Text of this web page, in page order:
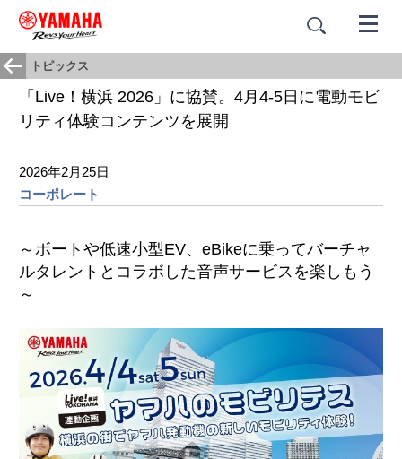
トピックス
「Live！横浜 2026」に協賛。4月4-5日に電動モビ
リティ体験コンテンツを展開
2026年2月25日
コーポレート
～ボートや低速小型EV、eBikeに乗ってバーチャ
ルタレントとコラボした音声サービスを楽しもう
～